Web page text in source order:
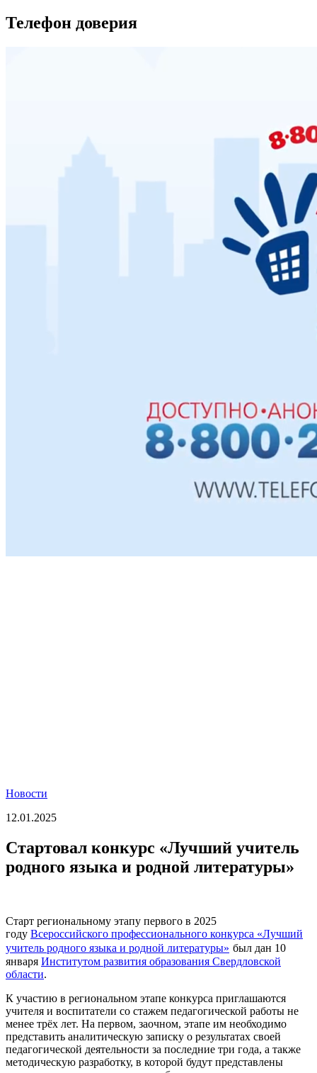
Телефон доверия
Новости
12.01.2025
Стартовал конкурс «Лучший учитель
родного языка и родной литературы»
Старт региональному этапу первого в 2025
году Всероссийского профессионального конкурса «Лучший
учитель родного языка и родной литературы» был дан 10
января Институтом развития образования Свердловской
области.
К участию в региональном этапе конкурса приглашаются
учителя и воспитатели со стажем педагогической работы не
менее трёх лет. На первом, заочном, этапе им необходимо
представить аналитическую записку о результатах своей
педагогической деятельности за последние три года, а также
методическую разработку, в которой будут представлены